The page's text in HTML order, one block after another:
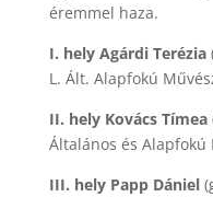
éremmel haza.
I. hely Agárdi Terézia
L. Ált. Alapfokú
II. hely Kovács Tímea
Általános és Alapfokú
III. hely Papp Dániel